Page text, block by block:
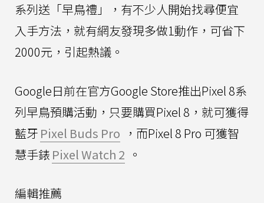
系列送「早鳥禮」，有不少人開始找尋便宜
入手方法，就有網友發現多做1動作，可省下
2000元，引起熱議。
Google日前在官方Google Store推出Pixel 8系
列早鳥預購活動，只要購買Pixel 8，就可獲得
藍牙 Pixel Buds Pro ，而Pixel 8 Pro 可獲智
慧手錶 Pixel Watch 2 。
編輯推薦